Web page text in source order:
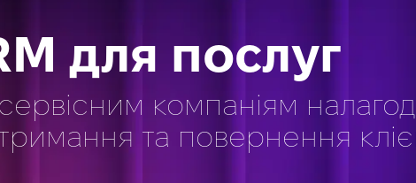
для послуг
компаніям
та повернення